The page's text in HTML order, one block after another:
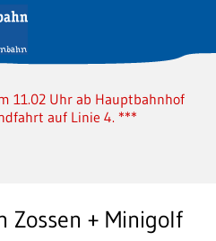
11.02 Uhr ab Hauptbahnhof
auf Linie 4. ***
Zossen + Minigolf